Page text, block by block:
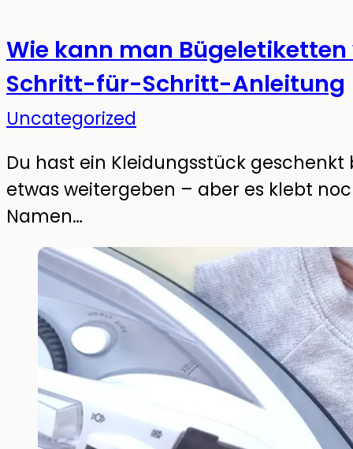
Wie kann man
Schritt-für-Schritt-Anleitung
Uncategorized
Du hast ein Kleidungsstück
etwas weitergeben – aber es klebt
Namen…